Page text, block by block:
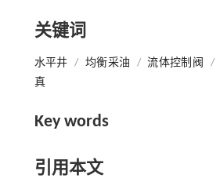
关键词
水平井 / 均衡采油 / 流体控制阀 /
真
Key words
引用本文